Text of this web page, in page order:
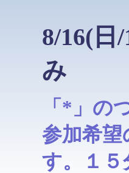
8/16(日
み
「*」の
参加希
す。１